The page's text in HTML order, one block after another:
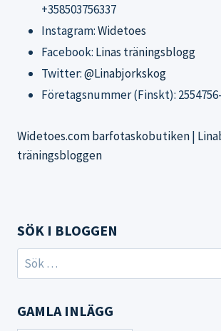
+358503756337
Instagram:Widetoes
Facebook: Linas träningsblogg
Twitter:@Linabjorkskog
Företagsnummer (Finskt):
Widetoes.com barfotaskobutiken|
träningsbloggen
SÖK I BLOGGEN
Sök
efter:
GAMLA INLÄGG